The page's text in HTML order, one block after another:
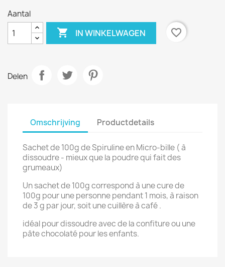
Aantal
 IN WINKELWAGEN favorite_border
Delen
Omschrijving Productdetails
Sachet de 100g de Spiruline en Micro-bille ( à
dissoudre - mieux que la poudre qui fait des
grumeaux)
Un sachet de 100g correspond à une cure de
100g pour une personne pendant 1 mois, à raison
de 3 g par jour, soit une cuillère à café .
idéal pour dissoudre avec de la confiture ou une
pâte chocolaté pour les enfants.